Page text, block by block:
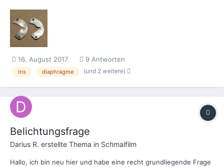
durchstoßen. Die so entstehenden Krönchen, wenn...
16. August 2017 9 Antworten
iris diaphragme (und 2 weitere)
Belichtungsfrage
Darius R. erstellte Thema in Schmalfilm
Hallo, ich bin neu hier und habe eine recht grundliegende Frage